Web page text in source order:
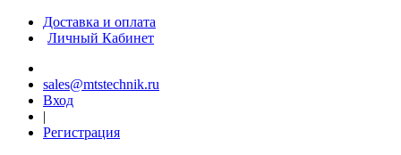
Доставка и оплата
Личный Кабинет
sales@mtstechnik.ru
Вход
|
Регистрация